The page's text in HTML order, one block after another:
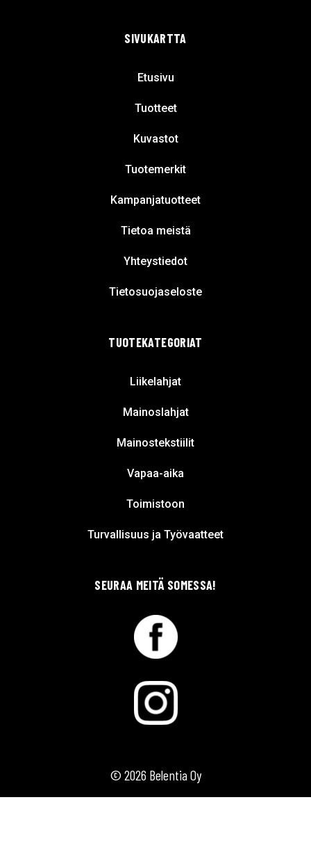
SIVUKARTTA
Etusivu
Tuotteet
Kuvastot
Tuotemerkit
Kampanjatuotteet
Tietoa meistä
Yhteystiedot
Tietosuojaseloste
TUOTEKATEGORIAT
Liikelahjat
Mainoslahjat
Mainostekstiilit
Vapaa-aika
Toimistoon
Turvallisuus ja Työvaatteet
SEURAA MEITÄ SOMESSA!
© 2026 Belentia Oy